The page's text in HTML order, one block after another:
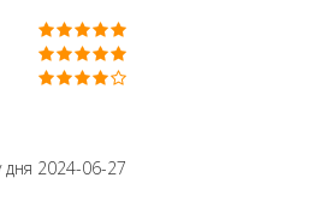
дня 2024-06-27